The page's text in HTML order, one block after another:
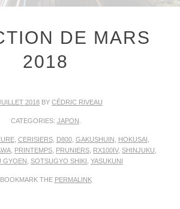
DE MARS
2018
2018 BY CÉDRIC RIVEAU
CATEGORIES: JAPON
, CERISIERS, D800, GAKUSHUIN HOKUSAI
PRINTEMPS PRUNIERS RX100IV, SHINJUKU
GYOEN SOTSUGYO SHIKI YASUKUNI
BOOKMARK THE PERMALINK